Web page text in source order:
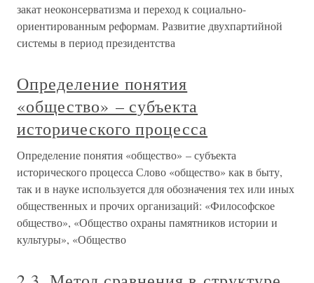
закат неоконсерватизма и переход к социально-
ориентированным реформам. Развитие двухпартийной
системы в период президентства
Определение понятия
«общество» – субъекта
исторического процесса
Определение понятия «общество» – субъекта
исторического процесса Слово «общество» как в быту,
так и в науке используется для обозначения тех или иных
общественных и прочих организаций: «Философское
общество», «Общество охраны памятников истории и
культуры», «Общество